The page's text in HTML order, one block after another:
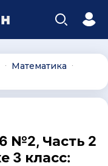
∙ Математика ∙
№2, Часть 2
3 класс: